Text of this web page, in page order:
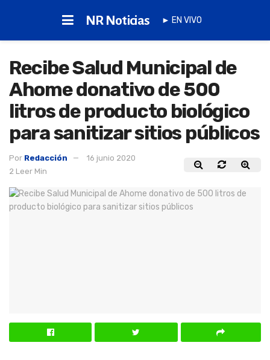
NR Noticias ► EN VIVO
Recibe Salud Municipal de
Ahome donativo de 500
litros de producto biológico
para sanitizar sitios públicos
Por Redacción
16 junio 2020
2 Leer Min